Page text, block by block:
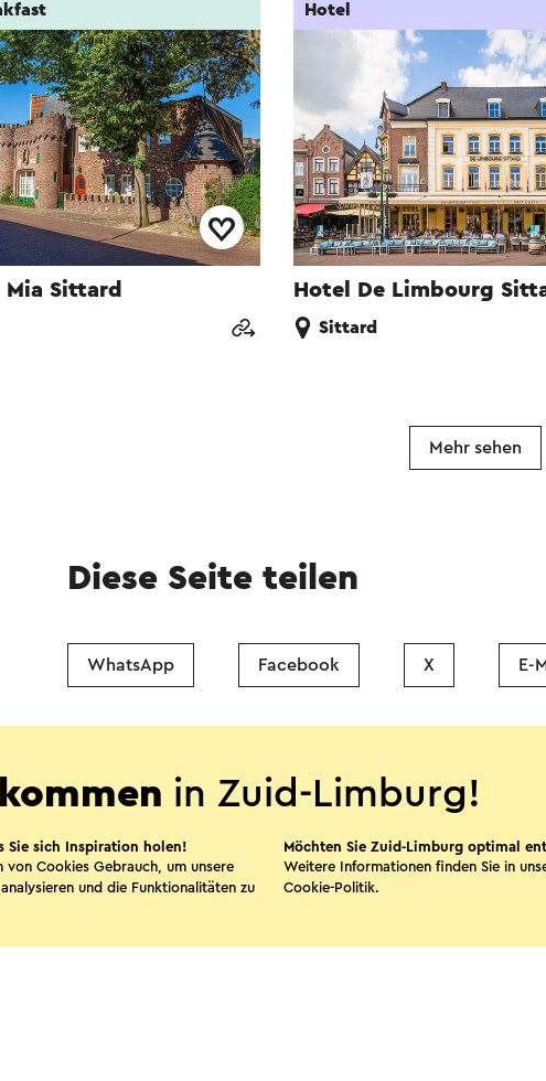
Mia Sittard Hotel De Limbourg
Hotel
Sittard
Mehr sehen
Diese Seite teilen
WhatsApp Facebook X E-
in Zuid-Limburg!
Sie sich Inspiration holen!
von Cookies Gebrauch, um unsere
und die Funktionalitäten zu
Möchten Sie Zuid-Limburg optimal
Weitere Informationen finden Sie in
Cookie-Politik.